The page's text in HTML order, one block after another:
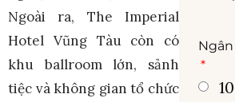
Ngoài ra, The Imperial
Hotel Vũng Tàu còn có
khu ballroom lớn, sảnh
tiệc và không gian tổ chức